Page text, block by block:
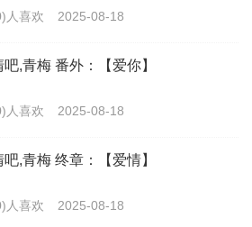
人喜欢 2025-08-18
吧,青梅 番外：【爱你】
人喜欢 2025-08-18
吧,青梅 终章：【爱情】
人喜欢 2025-08-18